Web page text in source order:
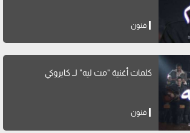
فنون
كلمات أغنية "مت ليه" لــ كايروكي
فنون